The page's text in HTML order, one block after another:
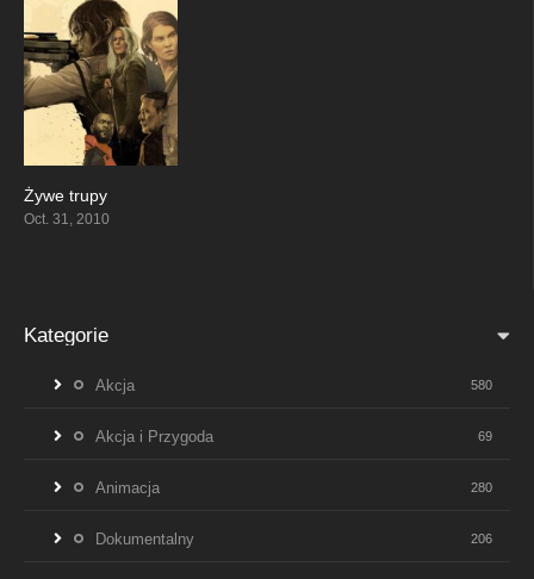
Żywe trupy
Oct. 31, 2010
Kategorie
Akcja 580
Akcja i Przygoda 69
Animacja 280
Dokumentalny 206